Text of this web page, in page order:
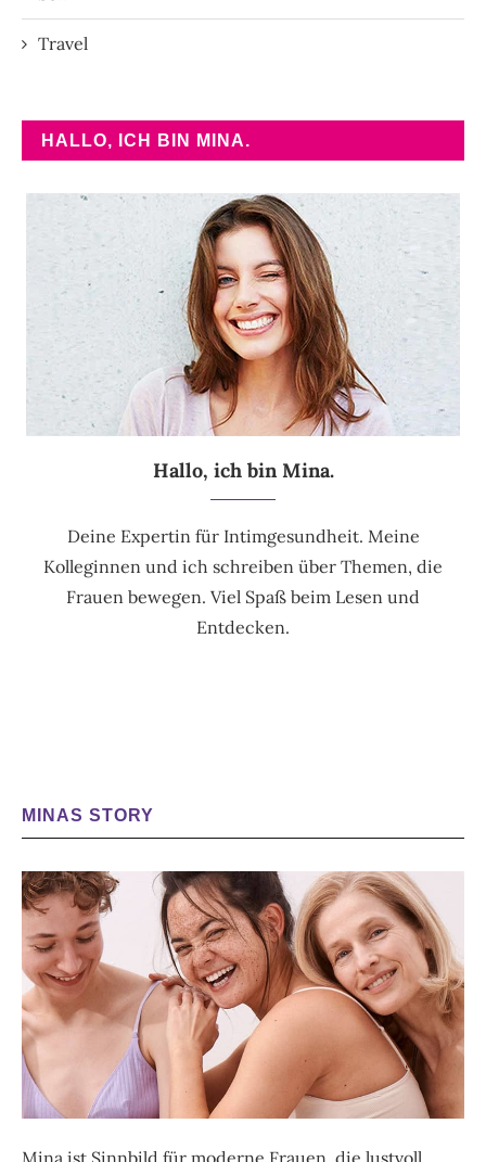
Travel
HALLO, ICH BIN MINA.
Hallo, ich bin Mina.
Deine Expertin für Intimgesundheit. Meine
Kolleginnen und ich schreiben über Themen, die
Frauen bewegen. Viel Spaß beim Lesen und
Entdecken.
MINAS STORY